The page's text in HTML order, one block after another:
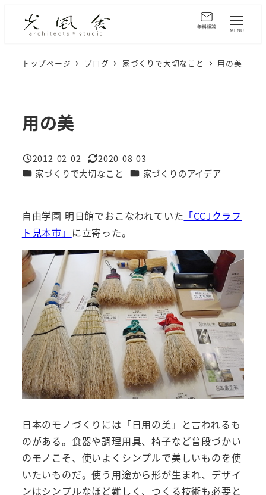
MENU
トップページ ブログ 家づくりで大切なこと 用の美
用の美
投稿日
2012-02-02
更新日
2020-08-03
カテゴリー
家づくりで大切なこと カテゴリー
家づくりのアイデア
自由学園 明日館でおこなわれていた 「CCJクラフ
ト見本市」 に立寄った。
日本のモノづくりには「日用の美」と言われるも
のがある。食器や調理用具、椅子など普段づかい
のモノこそ、使いよくシンプルで美しいものを使
いたいものだ。使う用途から形が生まれ、デザイ
ンはシンプルなほど難しく、つくる技術も必要と
無料相談